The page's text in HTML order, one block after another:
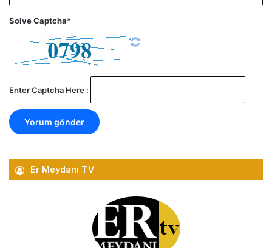
Solve Captcha*
Enter Captcha Here :
Er Meydanı TV